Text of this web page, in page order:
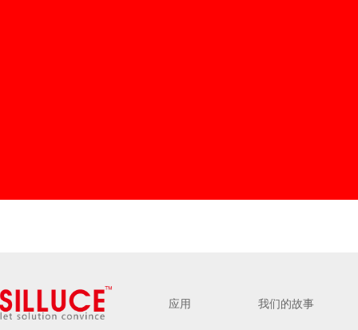
我们的故事
应用